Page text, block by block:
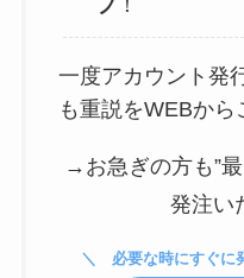
プ！
一度アカウント発
も重説をWEBから
→お急ぎの方も”
発注い
必要な時にすぐに